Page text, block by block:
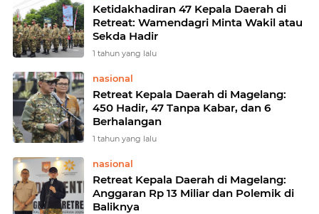
Ketidakhadiran 47 Kepala Daerah di
Retreat: Wamendagri Minta Wakil atau
Sekda Hadir
1 tahun yang lalu
nasional
Retreat Kepala Daerah di Magelang:
450 Hadir, 47 Tanpa Kabar, dan 6
Berhalangan
1 tahun yang lalu
nasional
Retreat Kepala Daerah di Magelang:
Anggaran Rp 13 Miliar dan Polemik di
Baliknya